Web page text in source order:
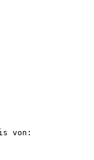
von: